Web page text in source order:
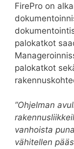
FirePro on
palokatkot
palokatkot
”Ohjelman
vanhoista
vähitellen